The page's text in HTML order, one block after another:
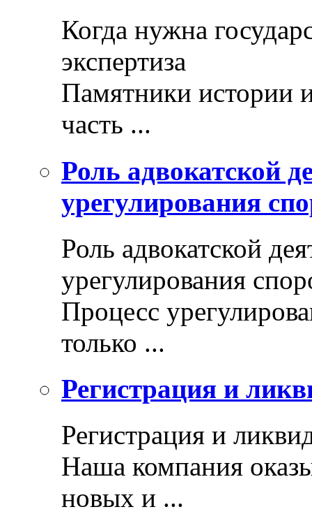
Когда нужна
экспертиза
Памятники истории
часть ...
Роль адвокатской
урегулирования
Роль адвокатской
урегулирования
Процесс
только ...
Регистрация и
Регистрация и
Наша компания
новых и ...